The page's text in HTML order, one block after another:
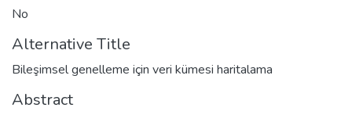
No
Alternative Title
Bileşimsel genelleme için veri kümesi haritalama
Abstract